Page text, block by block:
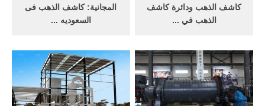
المجانية: كاشف الذهب فى
السعوديه ...
كاشف الذهب ودائرة كاشف
الذهب في ...
كاشف الذهب ومنتجات دائرة
كاشف الذهب بأفضل الأسعار
في Alibaba. ... سهلة
الاستخدام الذهب أو معدن